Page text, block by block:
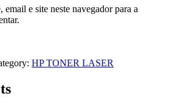
email e site neste navegador para a
HP TONER LASER